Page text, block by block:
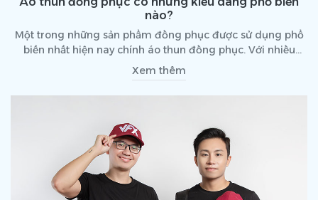
nào?
Một trong những sản phẩm đồng phục được sử dụng phổ
biến nhất hiện nay chính áo thun đồng phục. Với nhiều
doanh nghiệp, lựa chọn áo thun là lựa chọn phù hợp và
ưng ý hơn cả. Vậy sử dụng áo thun làm đồng phục có
những kiểu dáng phổ biến nào?
Xem thêm